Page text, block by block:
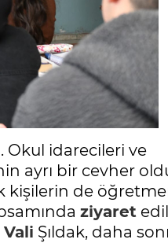
Okul idarecileri ve
ayrı bir cevher
kişilerin de
ziyaret
Vali Şıldak, daha